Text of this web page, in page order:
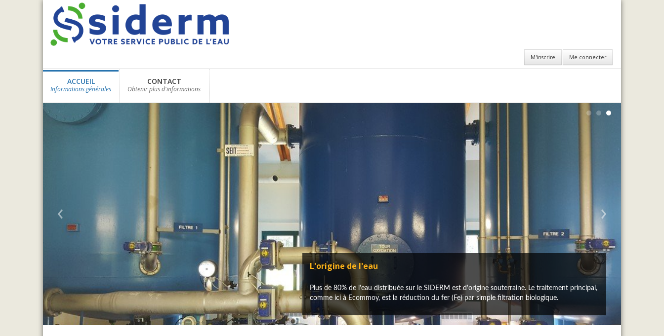
M'inscrire Me connecter
ACCUEIL
Informations générales
CONTACT
Obtenir plus d'informations
L'origine de l'eau
Plus de 80% de l'eau distribuée sur le SIDERM est d'origine souterraine. Le traitement principal,
comme ici à Ecommoy, est la réduction du fer (Fe) par simple filtration biologique.
‹ ›